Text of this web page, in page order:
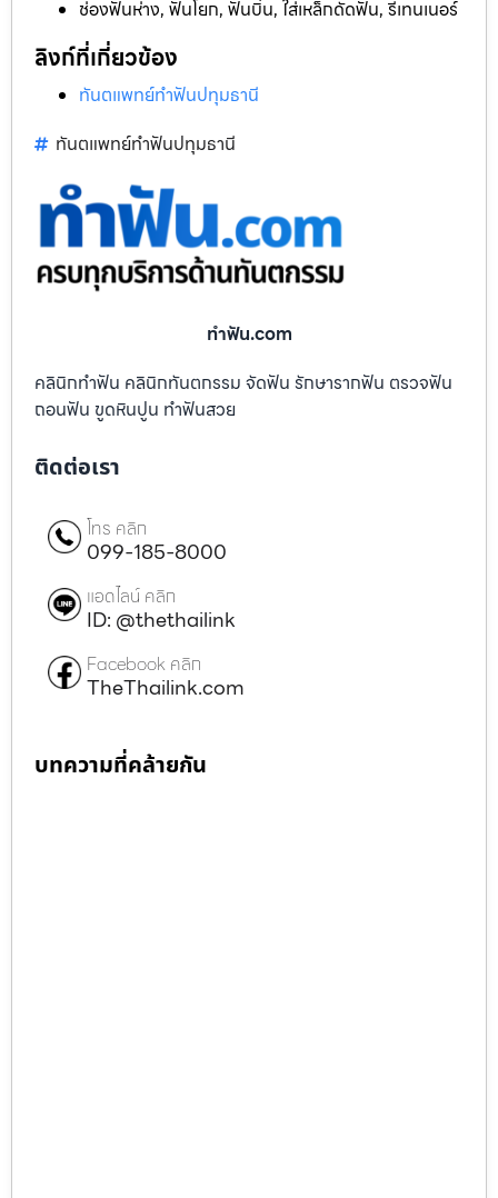
ช่องฟันห่าง, ฟันโยก, ฟันบิ่น, ใส่เหล็กดัดฟัน, รีเทนเนอร์
ลิงก์ที่เกี่ยวข้อง
ทันตแพทย์ทำฟันปทุมธานี
ทันตแพทย์ทำฟันปทุมธานี
ทําฟัน.com
คลินิกทำฟัน คลินิกทันตกรรม จัดฟัน รักษารากฟัน ตรวจฟัน
ถอนฟัน ขูดหินปูน ทำฟันสวย
ติดต่อเรา
โทร คลิก
099-185-8000
แอดไลน์ คลิก
ID: @thethailink
Facebook คลิก
TheThailink.com
บทความที่คล้ายกัน